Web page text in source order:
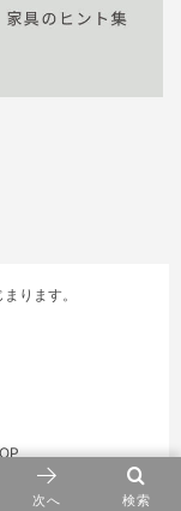
ります。
検索
次へ